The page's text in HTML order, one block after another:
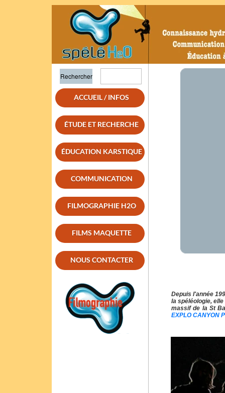
ACCUEIL / INFOS
ÉTUDE ET RECHERCHE
ÉDUCATION KARSTIQUE
COMMUNICATION
FILMOGRAPHIE H2O
FILMS MAQUETTE
NOUS CONTACTER
Depuis l'année
la spéléologie,
massif de la St
EXPLO CANYON